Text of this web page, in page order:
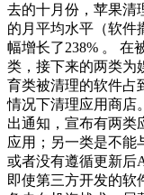
去的十月份，苹果清
的月平均水平（软件
幅增长了238% 。 在
类，接下来的两类为
育类被清理的软件占
情况下清理应用商店
出通知，宣布有两类
应用；另一类是不能
或者没有遵循更新后
即使第三方开发的软